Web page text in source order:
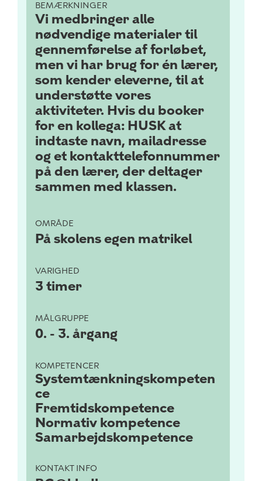
BEMÆRKNINGER
Vi medbringer alle
nødvendige materialer til
gennemførelse af forløbet,
men vi har brug for én lærer,
som kender eleverne, til at
understøtte vores
aktiviteter. Hvis du booker
for en kollega: HUSK at
indtaste navn, mailadresse
og et kontakttelefonnummer
på den lærer, der deltager
sammen med klassen.
OMRÅDE
På skolens egen matrikel
VARIGHED
3 timer
MÅLGRUPPE
0. - 3. årgang
KOMPETENCER
Systemtænkningskompeten
ce
Fremtidskompetence
Normativ kompetence
Samarbejdskompetence
KONTAKT INFO